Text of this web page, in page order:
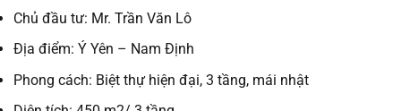
Chủ đầu tư: Mr. Trần Văn Lô
Địa điểm: Ý Yên – Nam Định
Phong cách: Biệt thự hiện đại, 3 tầng, mái nhật